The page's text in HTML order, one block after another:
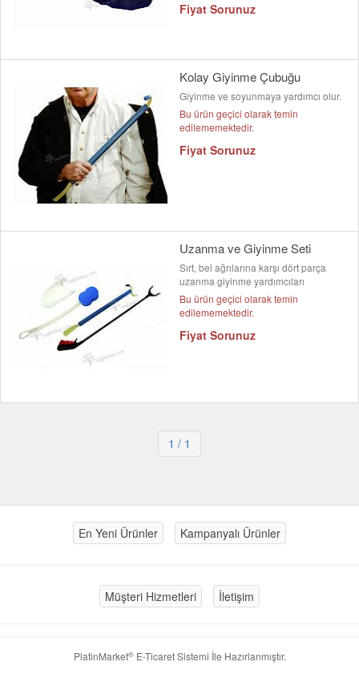
Fiyat Sorunuz
Kolay Giyinme Çubuğu
Giyinme ve soyunmaya yardımcı olur.
Bu ürün geçici olarak temin
edilememektedir.
Fiyat Sorunuz
Uzanma ve Giyinme Seti
Sırt, bel ağrılarına karşı dört parça
uzanma giyinme yardımcıları
Bu ürün geçici olarak temin
edilememektedir.
Fiyat Sorunuz
1 / 1
En Yeni Ürünler Kampanyalı Ürünler
Müşteri Hizmetleri İletişim
PlatinMarket®E-Ticaret Sistemi İle Hazırlanmıştır.